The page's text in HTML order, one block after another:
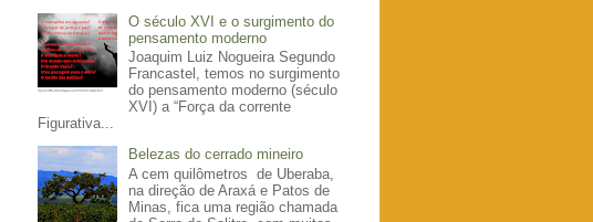
O século XVI e o surgimento do
pensamento moderno
Joaquim Luiz Nogueira Segundo
Francastel, temos no surgimento
do pensamento moderno (século
XVI) a “Força da corrente
Figurativa...
Belezas do cerrado mineiro
A cem quilômetros de Uberaba,
na direção de Araxá e Patos de
Minas, fica uma região chamada